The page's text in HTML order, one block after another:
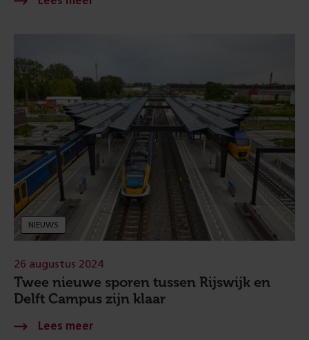
NIEUWS
Twee nieuwe sporen tussen Rijswijk en
Delft Campus zijn klaar
26 augustus 2024